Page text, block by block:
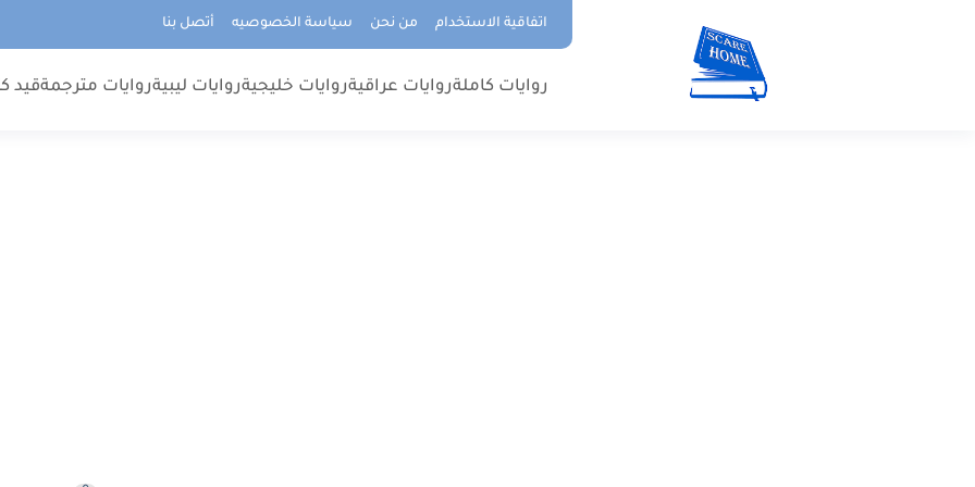
اتفاقية الاستخدام من نحن سياسة الخصوصيه أتصل بنا
روايات كاملةروايات عراقيةروايات خليجيةروايات ليبيةروايات مترجمةقيد